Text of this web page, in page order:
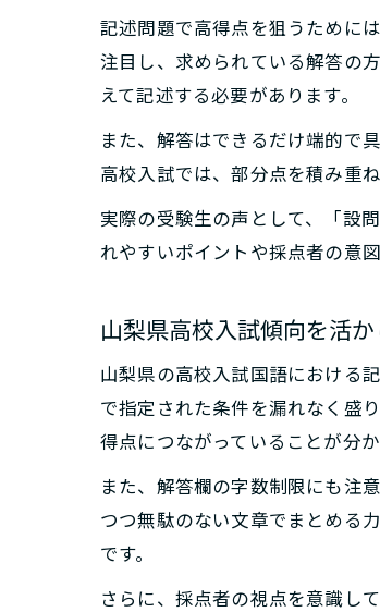
記述問題で高得点を狙うために
注目し、求められている解答の
えて記述する必要があります。
また、解答はできるだけ端的で
高校入試では、部分点を積み重
実際の受験生の声として、「設
れやすいポイントや採点者の意
山梨県高校入試傾向を活
山梨県の高校入試国語における
で指定された条件を漏れなく盛
得点につながっていることが分か
また、解答欄の字数制限にも注
つつ無駄のない文章でまとめる
です。
さらに、採点者の視点を意識し